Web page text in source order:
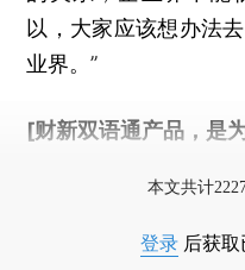
以，大家应该想办法
业界。”
[财新双语通产品，是
本文共计
登录 后获